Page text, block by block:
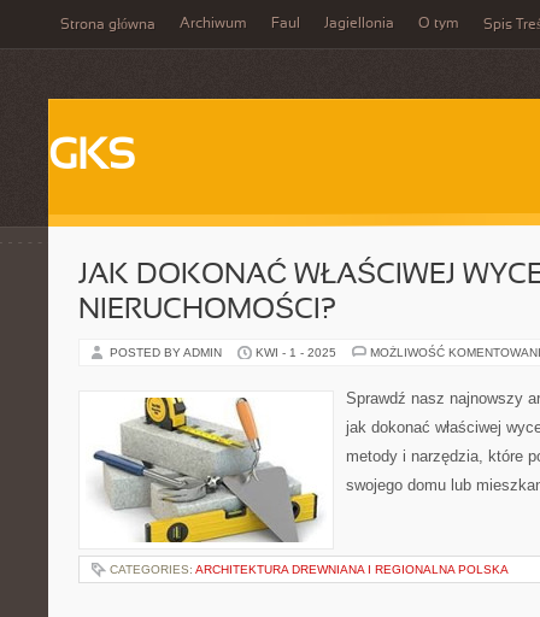
Strona główna Archiwum Faul Jagiellonia O tym Spis
GKS
JAK DOKONAĆ WŁAŚCIWEJ
NIERUCHOMOŚCI?
POSTED BY ADMIN KWI - 1 - 2025 MOŻLIWOŚĆ
Sprawdź nasz najnowszy
jak dokonać właściwej
metody i narzędzia, które
swojego domu lub
CATEGORIES: ARCHITEKTURA DREWNIANA I REGIONALNA POLSKA